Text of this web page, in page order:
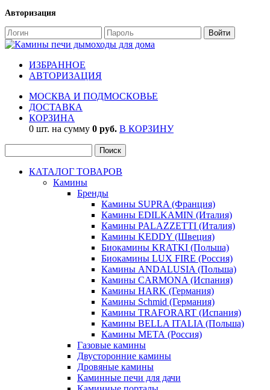
Авторизация
ИЗБРАННОЕ
АВТОРИЗАЦИЯ
МОСКВА И ПОДМОСКОВЬЕ
ДОСТАВКА
КОРЗИНА
0 шт. на сумму 0 руб. В КОРЗИНУ
КАТАЛОГ ТОВАРОВ
Камины
Бренды
Камины SUPRA (Франция)
Камины EDILKAMIN (Италия)
Камины PALAZZETTI (Италия)
Камины KEDDY (Швеция)
Биокамины KRATKI (Польша)
Биокамины LUX FIRE (Россия)
Камины ANDALUSIA (Польша)
Камины CARMONA (Испания)
Камины HARK (Германия)
Камины Schmid (Германия)
Камины TRAFORART (Испания)
Камины BELLA ITALIA (Польша)
Камины МЕТА (Россия)
Газовые камины
Двусторонние камины
Дровяные камины
Каминные печи для дачи